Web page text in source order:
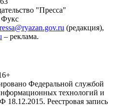
"Пресса"
(редакция),
– реклама.
Федеральной службой
технологий и
Реестровая запись